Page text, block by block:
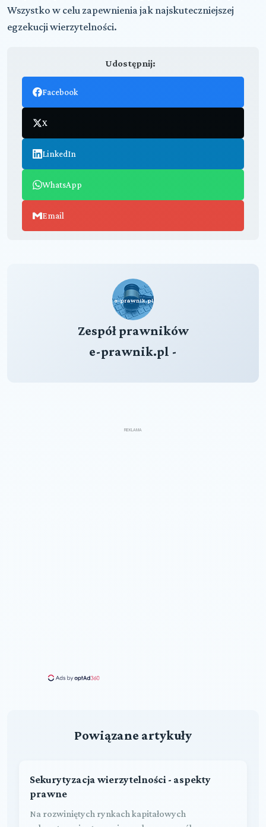
Wszystko w celu zapewnienia jak najskuteczniejszej
egzekucji wierzytelności.
Udostępnij:
Facebook
X
LinkedIn
WhatsApp
Email
Zespół prawników
e-prawnik.pl -
REKLAMA
Powiązane artykuły
Sekurytyzacja wierzytelności - aspekty
prawne
Na rozwiniętych rynkach kapitałowych